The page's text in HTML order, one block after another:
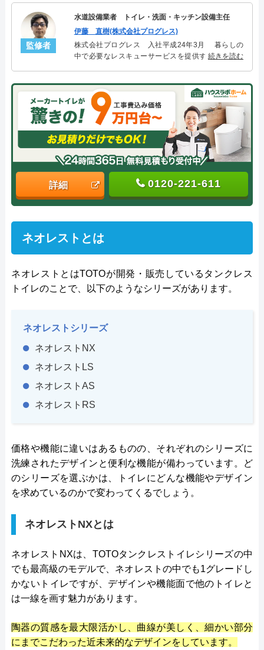
監修者
水道設備業者 トイレ・洗面・キッチン設備主任
伊藤 直樹(株式会社プログレス)
株式会社プログレス 入社平成24年3月 暮らしの
中で必要なレスキューサービスを提供する株式会社
トイレ・洗面・キッチン関連のトラブルを解決。多
くのお客様に信頼される「トイレ・洗面・キッチ
ン」のスペシャリスト。
続きを読む
詳細 0120-221-611
ネオレストとは
ネオレストとはTOTOが開発・販売しているタンクレス
トイレのことで、以下のようなシリーズがあります。
ネオレストシリーズ
ネオレストNX
ネオレストLS
ネオレストAS
ネオレストRS
価格や機能に違いはあるものの、それぞれのシリーズに
洗練されたデザインと便利な機能が備わっています。ど
のシリーズを選ぶかは、トイレにどんな機能やデザイン
を求めているのかで変わってくるでしょう。
ネオレストNXとは
ネオレストNXは、TOTOタンクレストイレシリーズの中
でも最高級のモデルで、ネオレストの中でも1グレードし
かないトイレですが、デザインや機能面で他のトイレと
は一線を画す魅力があります。
陶器の質感を最大限活かし、曲線が美しく、細かい部分
にまでこだわった近未来的なデザインをしています。